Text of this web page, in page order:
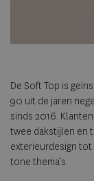
De Soft Top is
90 uit de jaren
sinds 2016.
twee dakstijlen en
exterieurdesign
tone thema’s.